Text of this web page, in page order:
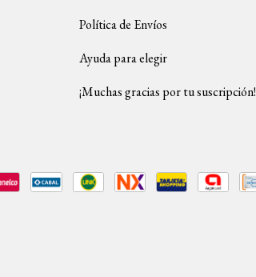
Política de Envíos
Ayuda para elegir
¡Muchas gracias por tu suscripción!